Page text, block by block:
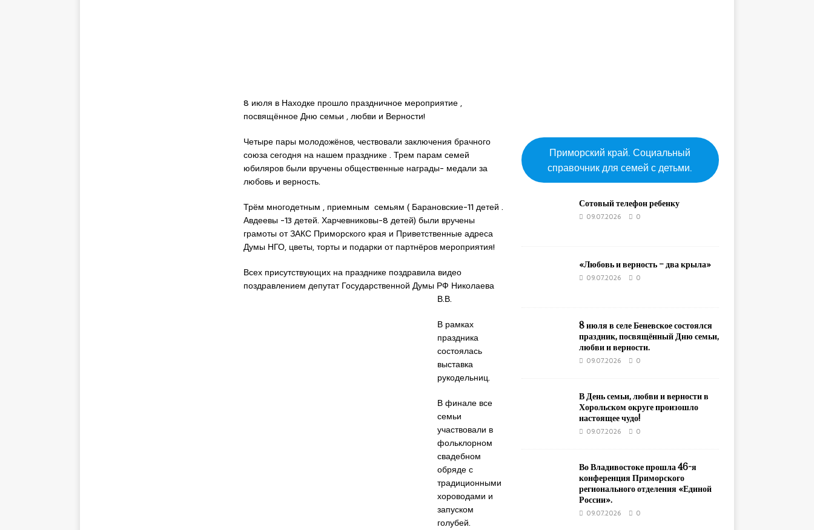
8 июля в Находке прошло праздничное мероприятие ,
посвящённое Дню семьи , любви и Верности!
Четыре пары молодожёнов, чествовали заключения брачного
союза сегодня на нашем празднике . Трем парам семей
юбиляров были вручены общественные награды- медали за
любовь и верность.
Трём многодетным , приемным семьям ( Барановские-11 детей .
Авдеевы -13 детей. Харчевниковы-8 детей) были вручены
грамоты от ЗАКС Приморского края и Приветственные адреса
Думы НГО, цветы, торты и подарки от партнёров мероприятия!
Всех присутствующих на празднике поздравила видео
поздравлением депутат Государственной Думы РФ Николаева
В.В.
В рамках
праздника
состоялась
выставка
рукодельниц.
В финале все
семьи
участвовали в
фольклорном
свадебном
обряде с
традиционными
хороводами и
запуском
голубей.
Приморский край. Социальный
справочник для семей с детьми.
Сотовый телефон ребенку
09.07.2026 0
«Любовь и верность – два крыла»
09.07.2026 0
8 июля в селе Беневское состоялся
праздник, посвящённый Дню семьи,
любви и верности.
09.07.2026 0
В День семьи, любви и верности в
Хорольском округе произошло
настоящее чудо!
09.07.2026 0
Во Владивостоке прошла 46-я
конференция Приморского
регионального отделения «Единой
России».
09.07.2026 0